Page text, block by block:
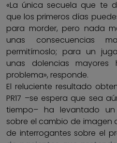
«La única secuela que te
que los primeros días
para morder, pero nada
unas consecuencias
permitírnoslo; para un
unas dolencias mayores
problema», responde.
El reluciente resultado
PR17 –se espera que sea
tiempo– ha levantado
sobre el cambio de imagen
de interrogantes sobre el